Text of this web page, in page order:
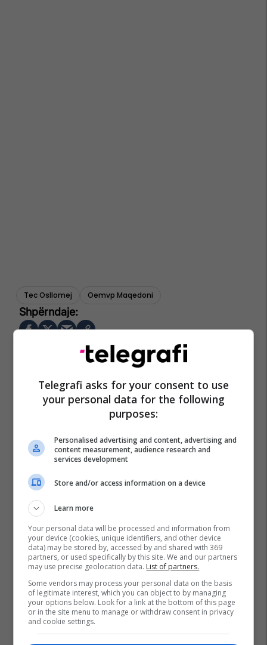
Tec Osllomej Oemvp Maqedoni
Telegrafi asks for your consent to use
your personal data for the following
purposes:
Personalised advertising and content, advertising and
content measurement, audience research and
services development
Store and/or access information on a device
Learn more
Your personal data will be processed and information from
your device (cookies, unique identifiers, and other device
data) may be stored by, accessed by and shared with 369
partners, or used specifically by this site. We and our partners
may use precise geolocation data. List of partners.
Some vendors may process your personal data on the basis
of legitimate interest, which you can object to by managing
your options below. Look for a link at the bottom of this page
or in the site menu to manage or withdraw consent in privacy
and cookie settings.